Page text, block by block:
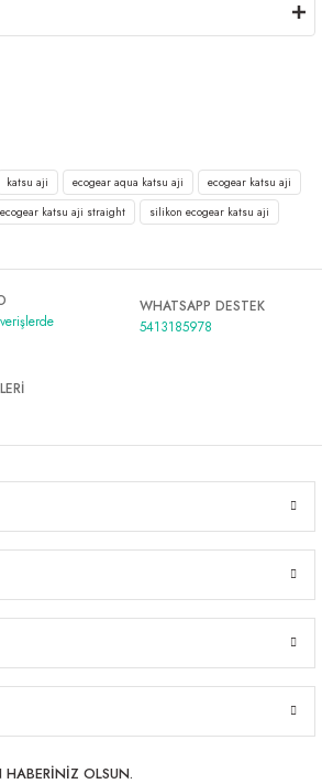
katsu aji ecogear aqua katsu aji
ecogear katsu aji
ecogear katsu aji straight silikon ecogear katsu aji
WHATSAPP DESTEK
5413185978
HABERİNİZ OLSUN.